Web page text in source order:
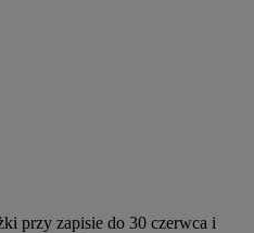
przy zapisie do 30 czerwca i